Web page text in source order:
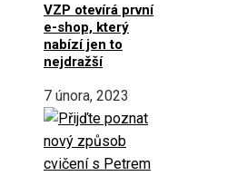
VZP otevírá první
e-shop, který
nabízí jen to
nejdražší
7 února, 2023